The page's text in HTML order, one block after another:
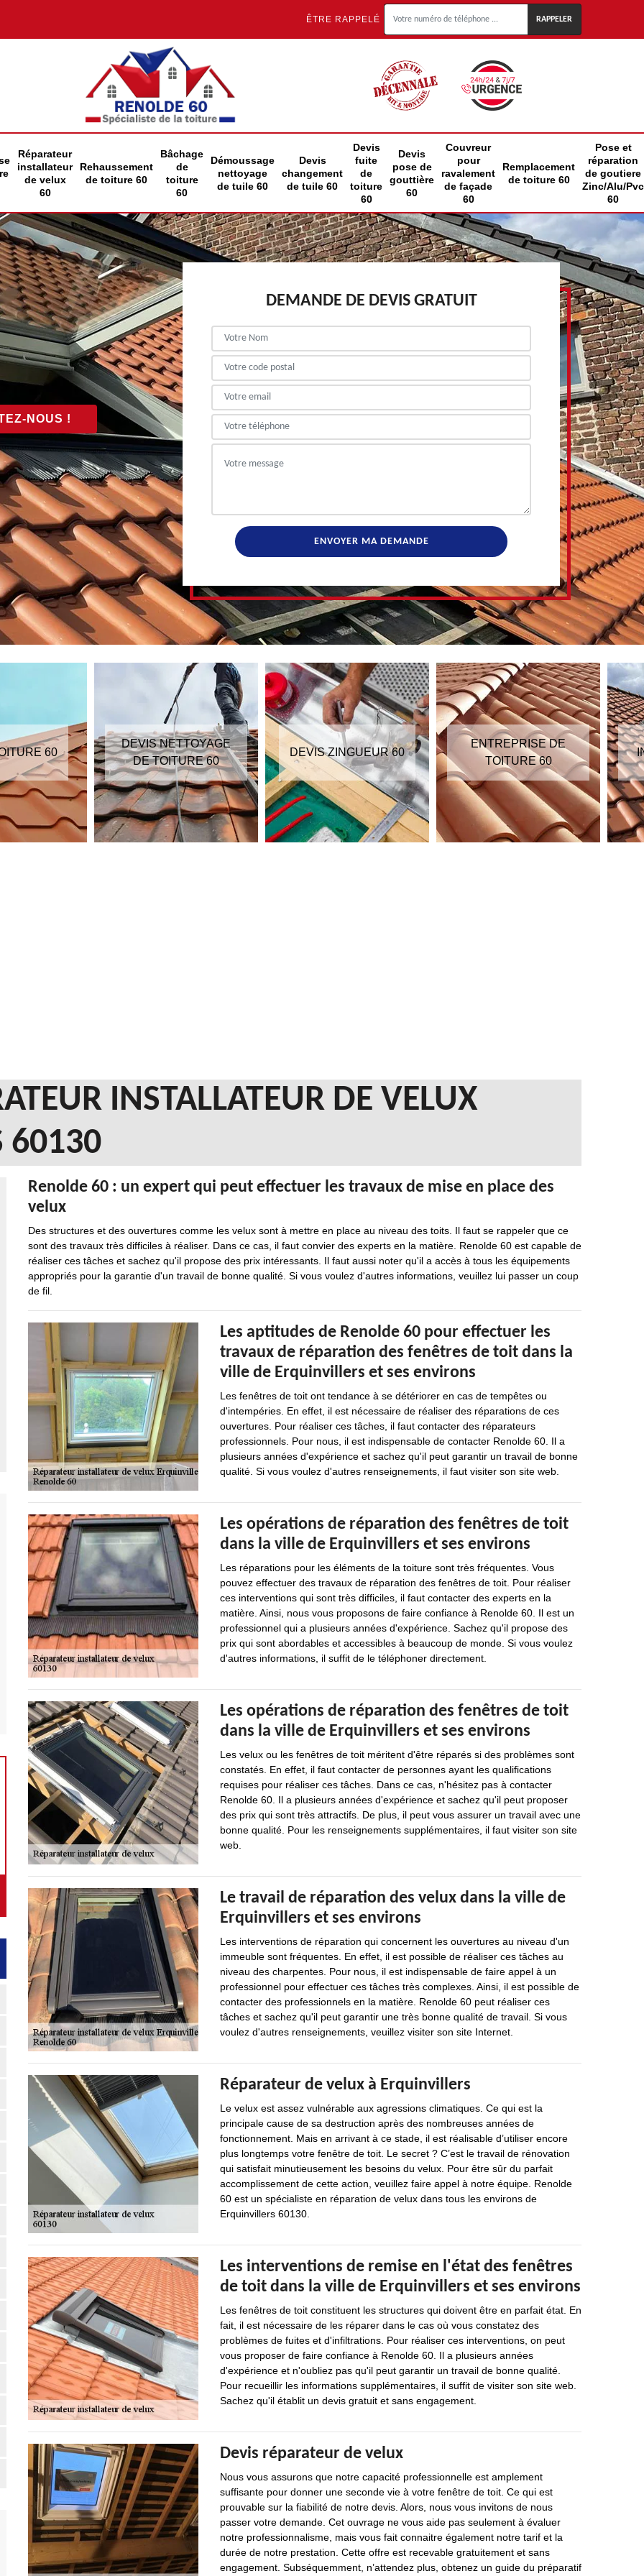
ÊTRE RAPPELÉ
Réparateur
installateur
de velux
60
Rehaussement
de toiture 60
Bâchage
de
toiture
60
Démoussage
nettoyage
de tuile 60
Devis
changement
de tuile 60
Devis
fuite
de
toiture
60
Devis
pose de
gouttière
60
Couvreur
pour
ravalement
de façade
60
Remplacement
de toiture 60
Pose et
réparation
de goutiere
Zinc/Alu/Pvc
60
NOUS !
DEMANDE DE DEVIS GRATUIT
60
DEVIS NETTOYAGE
DE TOITURE 60
DEVIS ZINGUEUR 60
ENTREPRISE DE
TOITURE 60
INSTALLATEUR DE VELUX
60130
Renolde 60 : un expert qui peut effectuer les travaux de mise en place des
velux
Des structures et des ouvertures comme les velux sont à mettre en place au niveau des toits. Il faut se rappeler que ce
sont des travaux très difficiles à réaliser. Dans ce cas, il faut convier des experts en la matière. Renolde 60 est capable de
réaliser ces tâches et sachez qu'il propose des prix intéressants. Il faut aussi noter qu'il a accès à tous les équipements
appropriés pour la garantie d'un travail de bonne qualité. Si vous voulez d'autres informations, veuillez lui passer un coup
de fil.
Les aptitudes de Renolde 60 pour effectuer les
travaux de réparation des fenêtres de toit dans la
ville de Erquinvillers et ses environs
Les fenêtres de toit ont tendance à se détériorer en cas de tempêtes ou
d'intempéries. En effet, il est nécessaire de réaliser des réparations de ces
ouvertures. Pour réaliser ces tâches, il faut contacter des réparateurs
professionnels. Pour nous, il est indispensable de contacter Renolde 60. Il a
plusieurs années d'expérience et sachez qu'il peut garantir un travail de bonne
qualité. Si vous voulez d'autres renseignements, il faut visiter son site web.
Les opérations de réparation des fenêtres de toit
dans la ville de Erquinvillers et ses environs
Les réparations pour les éléments de la toiture sont très fréquentes. Vous
pouvez effectuer des travaux de réparation des fenêtres de toit. Pour réaliser
ces interventions qui sont très difficiles, il faut contacter des experts en la
matière. Ainsi, nous vous proposons de faire confiance à Renolde 60. Il est un
professionnel qui a plusieurs années d'expérience. Sachez qu'il propose des
prix qui sont abordables et accessibles à beaucoup de monde. Si vous voulez
d'autres informations, il suffit de le téléphoner directement.
Les opérations de réparation des fenêtres de toit
dans la ville de Erquinvillers et ses environs
Les velux ou les fenêtres de toit méritent d'être réparés si des problèmes sont
constatés. En effet, il faut contacter de personnes ayant les qualifications
requises pour réaliser ces tâches. Dans ce cas, n'hésitez pas à contacter
Renolde 60. Il a plusieurs années d'expérience et sachez qu'il peut proposer
des prix qui sont très attractifs. De plus, il peut vous assurer un travail avec une
bonne qualité. Pour les renseignements supplémentaires, il faut visiter son site
web.
Le travail de réparation des velux dans la ville de
Erquinvillers et ses environs
Les interventions de réparation qui concernent les ouvertures au niveau d'un
immeuble sont fréquentes. En effet, il est possible de réaliser ces tâches au
niveau des charpentes. Pour nous, il est indispensable de faire appel à un
professionnel pour effectuer ces tâches très complexes. Ainsi, il est possible de
contacter des professionnels en la matière. Renolde 60 peut réaliser ces
tâches et sachez qu'il peut garantir une très bonne qualité de travail. Si vous
voulez d'autres renseignements, veuillez visiter son site Internet.
Réparateur de velux à Erquinvillers
Le velux est assez vulnérable aux agressions climatiques. Ce qui est la
principale cause de sa destruction après des nombreuses années de
fonctionnement. Mais en arrivant à ce stade, il est réalisable d’utiliser encore
plus longtemps votre fenêtre de toit. Le secret ? C’est le travail de rénovation
qui satisfait minutieusement les besoins du velux. Pour être sûr du parfait
accomplissement de cette action, veuillez faire appel à notre équipe. Renolde
60 est un spécialiste en réparation de velux dans tous les environs de
Erquinvillers 60130.
Les interventions de remise en l'état des fenêtres
de toit dans la ville de Erquinvillers et ses environs
Les fenêtres de toit constituent les structures qui doivent être en parfait état. En
fait, il est nécessaire de les réparer dans le cas où vous constatez des
problèmes de fuites et d'infiltrations. Pour réaliser ces interventions, on peut
vous proposer de faire confiance à Renolde 60. Il a plusieurs années
d'expérience et n'oubliez pas qu'il peut garantir un travail de bonne qualité.
Pour recueillir les informations supplémentaires, il suffit de visiter son site web.
Sachez qu'il établit un devis gratuit et sans engagement.
Devis réparateur de velux
Nous vous assurons que notre capacité professionnelle est amplement
suffisante pour donner une seconde vie à votre fenêtre de toit. Ce qui est
prouvable sur la fiabilité de notre devis. Alors, nous vous invitons de nous
passer votre demande. Cet ouvrage ne vous aide pas seulement à évaluer
notre professionnalisme, mais vous fait connaitre également notre tarif et la
durée de notre prestation. Cette offre est recevable gratuitement et sans
engagement. Subséquemment, n’attendez plus, obtenez un guide du préparatif